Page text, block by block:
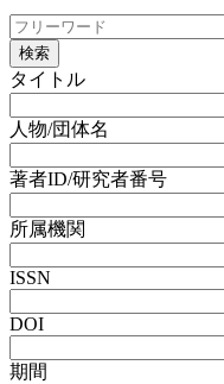
検索
タイトル
人物/団体名
著者ID/研究者番号
所属機関
ISSN
DOI
期間